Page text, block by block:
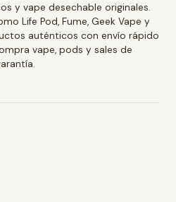
y vape desechable originales.
Life Pod, Fume, Geek Vape y
auténticos con envío rápido
vape, pods y sales de